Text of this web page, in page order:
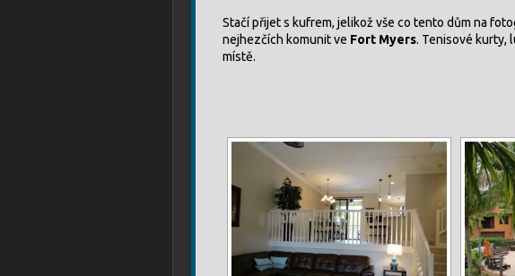
Stačí přijet s kufrem, jelikož vše co tento dům na
nejhezčích komunit ve Fort Myers. Tenisové kurty,
místě.